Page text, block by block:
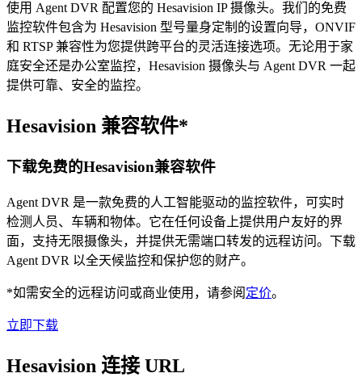
使用 Agent DVR 配置您的 Hesavision IP 摄像头。我们的免费
监控软件包含为 Hesavision 型号量身定制的设置向导，ONVIF
和 RTSP 兼容性为您提供跨平台的灵活连接选项。无论用于家
庭安全还是办公室监控，Hesavision 摄像头与 Agent DVR 一起
提供可靠、安全的监控。
Hesavision 兼容软件*
下载免费的Hesavision兼容软件
Agent DVR 是一款免费的人工智能驱动的监控软件，可实时
检测人员、车辆和物体。它在任何设备上提供用户友好的界
面，支持无限摄像头，并提供无需端口转发的远程访问。下载
Agent DVR 以全天候监控和保护您的财产。
*如需安全的远程访问或商业使用，请参阅 定价。
立即下载
Hesavision 连接 URL